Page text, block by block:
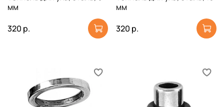
мм
320 р.
мм
320 р.